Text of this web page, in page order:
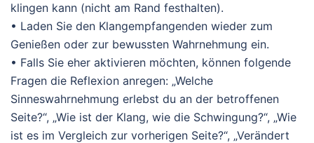
klingen kann (nicht am Rand festhalten).
• Laden Sie den Klangempfangenden wieder zum
Genießen oder zur bewussten Wahrnehmung ein.
• Falls Sie eher aktivieren möchten, können folgende
Fragen die Reflexion anregen: „Welche
Sinneswahrnehmung erlebst du an der betroffenen
Seite?“, „Wie ist der Klang, wie die Schwingung?“, „Wie
ist es im Vergleich zur vorherigen Seite?“, „Verändert